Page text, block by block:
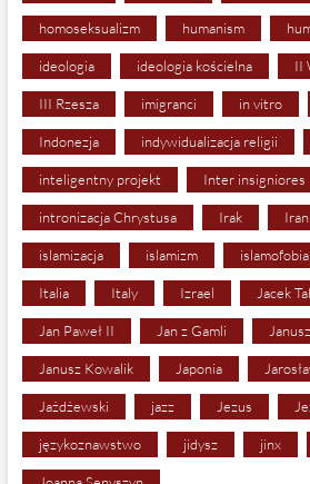
homoseksualizm humanism
ideologia ideologia kościelna II
III Rzesza imigranci in vitro
Indonezja indywidualizacja religii
inteligentny projekt Inter insigniores
intronizacja Chrystusa Irak Iran
islamizacja islamizm islamofobia
Italia Italy Izrael Jacek
Jan Paweł II Jan z Gamli
Janusz Kowalik Japonia
Jażdżewski jazz Jezus
językoznawstwo jidysz jinx